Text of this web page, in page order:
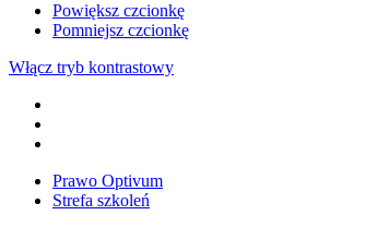
Powiększ czcionkę
Pomniejsz czcionkę
Włącz tryb kontrastowy
Prawo Optivum
Strefa szkoleń